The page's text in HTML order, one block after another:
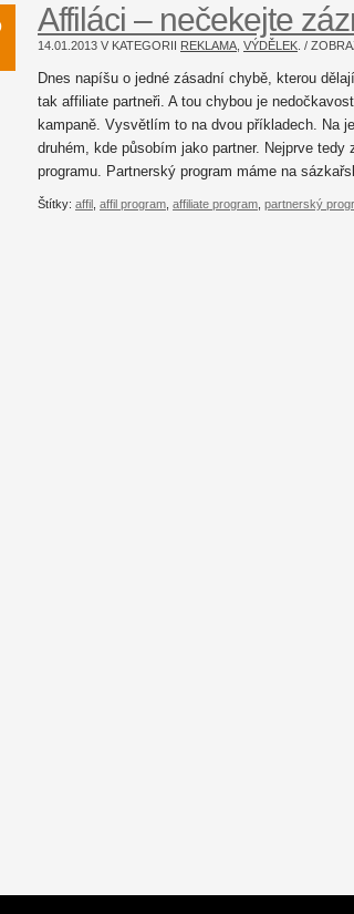
Affiláci – nečekejte
14.01.2013 V KATEGORII REKLAMA, VÝDĚLEK. /
Dnes napíšu o jedné zásadní chybě, kterou
tak affiliate partneři. A tou chybou je
kampaně. Vysvětlím to na dvou příkladech. Na
druhém, kde působím jako partner. Nejprve tedy
programu. Partnerský program máme na
Štítky: affil , affil program, affiliate program, partnerský